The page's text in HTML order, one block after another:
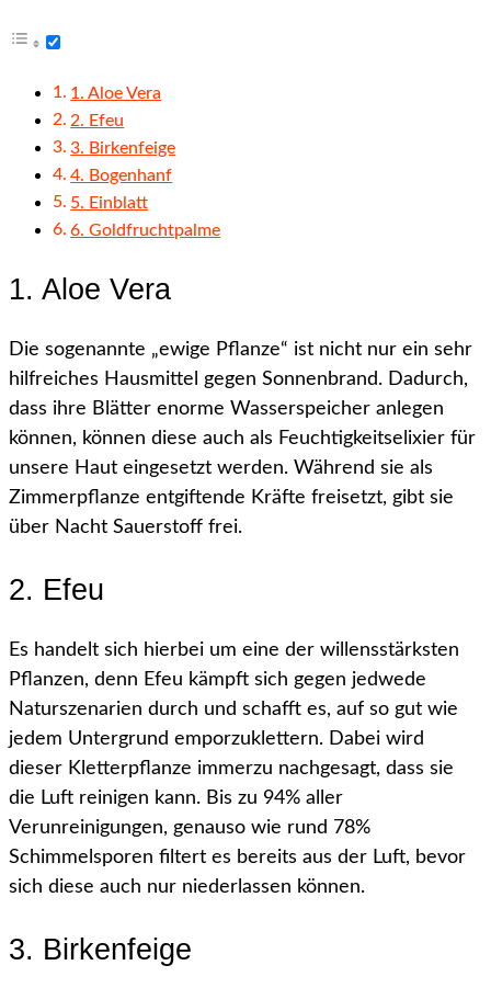
1. Aloe Vera
2. Efeu
3. Birkenfeige
4. Bogenhanf
5. Einblatt
6. Goldfruchtpalme
1. Aloe Vera
Die sogenannte „ewige Pflanze“ ist nicht nur ein sehr
hilfreiches Hausmittel gegen Sonnenbrand. Dadurch,
dass ihre Blätter enorme Wasserspeicher anlegen
können, können diese auch als Feuchtigkeitselixier für
unsere Haut eingesetzt werden. Während sie als
Zimmerpflanze entgiftende Kräfte freisetzt, gibt sie
über Nacht Sauerstoff frei.
2. Efeu
Es handelt sich hierbei um eine der willensstärksten
Pflanzen, denn Efeu kämpft sich gegen jedwede
Naturszenarien durch und schafft es, auf so gut wie
jedem Untergrund emporzuklettern. Dabei wird
dieser Kletterpflanze immerzu nachgesagt, dass sie
die Luft reinigen kann. Bis zu 94% aller
Verunreinigungen, genauso wie rund 78%
Schimmelsporen filtert es bereits aus der Luft, bevor
sich diese auch nur niederlassen können.
3. Birkenfeige